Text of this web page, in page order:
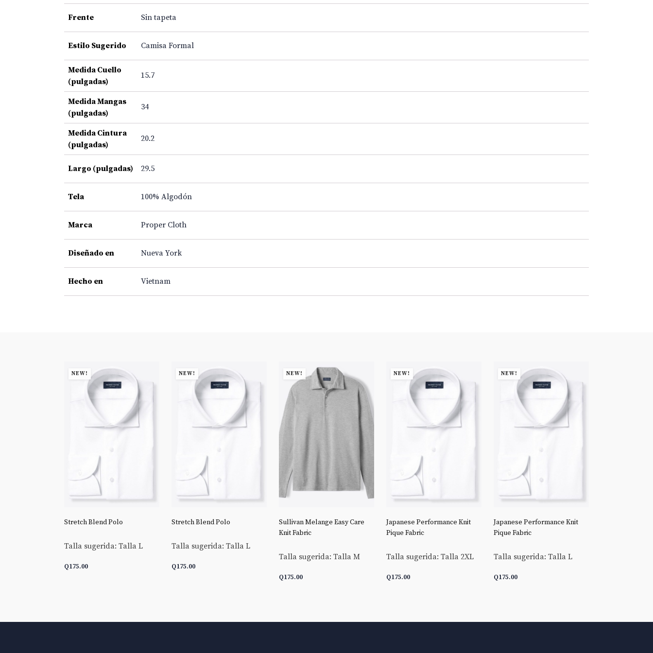
Frente Sin tapeta
Estilo Sugerido Camisa Formal
Medida Cuello
(pulgadas)
15.7
Medida Mangas
(pulgadas)
34
Medida Cintura
(pulgadas)
20.2
Largo (pulgadas) 29.5
Tela 100% Algodón
Marca Proper Cloth
Diseñado en Nueva York
Hecho en Vietnam
NEW!
Stretch Blend Polo
Talla sugerida: Talla L
Q175.00
NEW!
Stretch Blend Polo
Talla sugerida: Talla L
Q175.00
NEW!
Sullivan Melange Easy Care
Knit Fabric
Talla sugerida: Talla M
Q175.00
NEW!
Japanese Performance Knit
Pique Fabric
Talla sugerida: Talla 2XL
Q175.00
NEW!
Japanese Performance Knit
Pique Fabric
Talla sugerida: Talla L
Q175.00